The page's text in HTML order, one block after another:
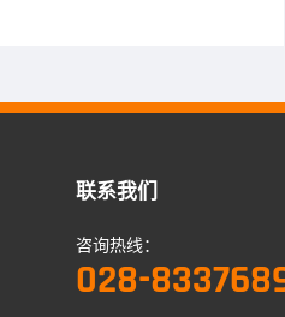
联系我们
咨询热线：
028-